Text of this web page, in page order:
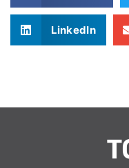
LinkedIn